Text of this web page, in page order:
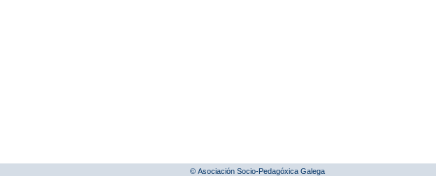
© Asociación Socio-Pedagóxica Galega